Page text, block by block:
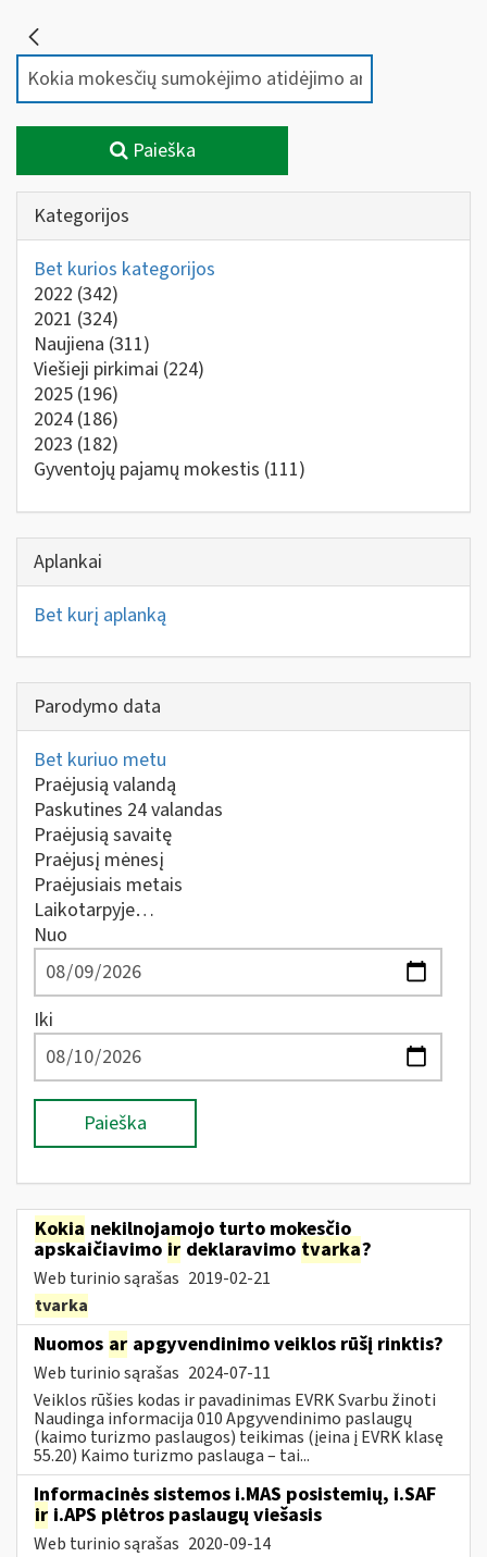
Paieška
Kategorijos
Bet kurios kategorijos
2022 (342)
2021 (324)
Naujiena (311)
Viešieji pirkimai (224)
2025 (196)
2024 (186)
2023 (182)
Gyventojų pajamų mokestis (111)
Aplankai
Bet kurį aplanką
Parodymo data
Bet kuriuo metu
Praėjusią valandą
Paskutines 24 valandas
Praėjusią savaitę
Praėjusį mėnesį
Praėjusiais metais
Laikotarpyje…
Nuo
Iki
Paieška
Kokia nekilnojamojo turto mokesčio
apskaičiavimo ir deklaravimo tvarka?
Web turinio sąrašas 2019-02-21
tvarka
Nuomos ar apgyvendinimo veiklos rūšį rinktis?
Web turinio sąrašas 2024-07-11
Veiklos rūšies kodas ir pavadinimas EVRK Svarbu žinoti
Naudinga informacija 010 Apgyvendinimo paslaugų
(kaimo turizmo paslaugos) teikimas (įeina į EVRK klasę
55.20) Kaimo turizmo paslauga – tai...
Informacinės sistemos i.MAS posistemių, i.SAF
ir i.APS plėtros paslaugų viešasis
Web turinio sąrašas 2020-09-14